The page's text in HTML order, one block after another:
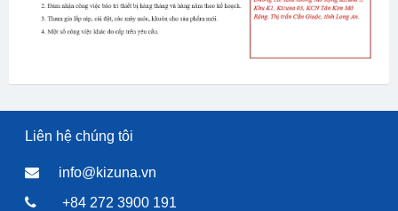
Liên hệ chúng tôi
info@kizuna.vn
+84 272 3900 191